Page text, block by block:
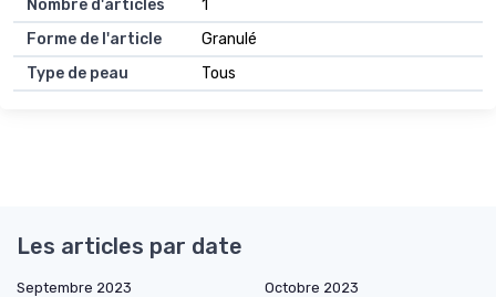
Nombre d'articles
1
Forme de l'article
Granulé
Type de peau
Tous
Les articles par date
Septembre 2023
Octobre 2023